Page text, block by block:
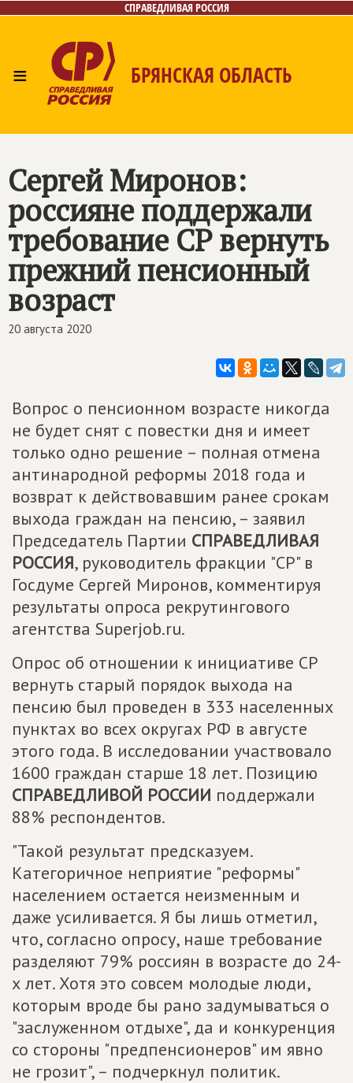
СПРАВЕДЛИВАЯ РОССИЯ
≡ БРЯНСКАЯ ОБЛАСТЬ
Сергей Миронов:
россияне поддержали
требование СР вернуть
прежний пенсионный
возраст
20 августа 2020
Вопрос о пенсионном возрасте никогда
не будет снят с повестки дня и имеет
только одно решение – полная отмена
антинародной реформы 2018 года и
возврат к действовавшим ранее срокам
выхода граждан на пенсию, – заявил
Председатель Партии СПРАВЕДЛИВАЯ
РОССИЯ, руководитель фракции "СР" в
Госдуме Сергей Миронов, комментируя
результаты опроса рекрутингового
агентства Superjob.ru.
Опрос об отношении к инициативе СР
вернуть старый порядок выхода на
пенсию был проведен в 333 населенных
пунктах во всех округах РФ в августе
этого года. В исследовании участвовало
1600 граждан старше 18 лет. Позицию
СПРАВЕДЛИВОЙ РОССИИ поддержали
88% респондентов.
"Такой результат предсказуем.
Категоричное неприятие "реформы"
населением остается неизменным и
даже усиливается. Я бы лишь отметил,
что, согласно опросу, наше требование
разделяют 79% россиян в возрасте до 24-
х лет. Хотя это совсем молодые люди,
которым вроде бы рано задумываться о
"заслуженном отдыхе", да и конкуренция
со стороны "предпенсионеров" им явно
не грозит", – подчеркнул политик.